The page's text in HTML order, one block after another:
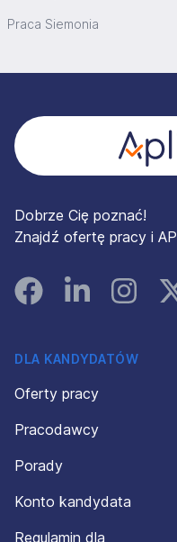
Praca Siemonia
Dobrze Cię poznać!
Znajdź ofertę pracy i
FacebookLinked InInstagram
DLA KANDYDATÓW
Oferty pracy
Pracodawcy
Porady
Konto kandydata
Regulamin dla